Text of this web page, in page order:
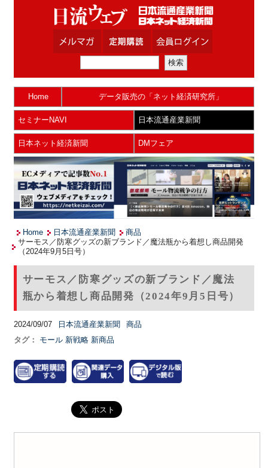
Home データ販売の「ネット経済研究所」
セミナーNAVI 日本流通産業新聞
日本ネット経済新聞 DMフェア
Home 日本流通産業新聞
商品
サーモス／防寒グッズの新ブランド／魔法瓶から着想し商品開発
（2024年9月5日号）
サーモス／防寒グッズの新ブランド／魔法
瓶から着想し商品開発（2024年9月5日号）
2024/09/07 日本流通産業新聞
商品
タグ：
モール 新戦略 新商品